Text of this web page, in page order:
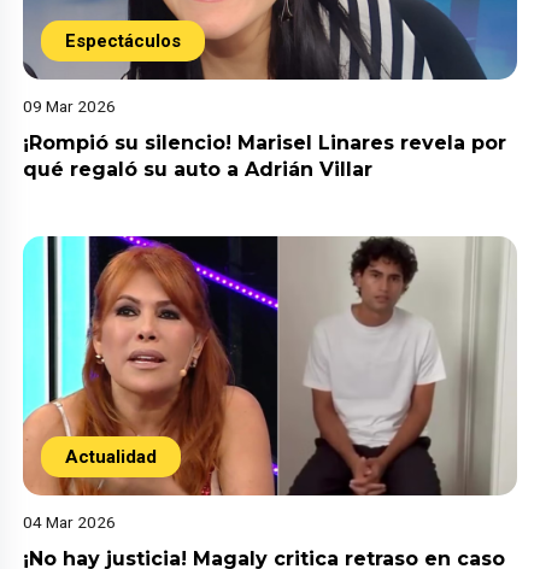
Espectáculos
09 Mar 2026
¡Rompió su silencio! Marisel Linares revela por
qué regaló su auto a Adrián Villar
Actualidad
04 Mar 2026
¡No hay justicia! Magaly critica retraso en caso